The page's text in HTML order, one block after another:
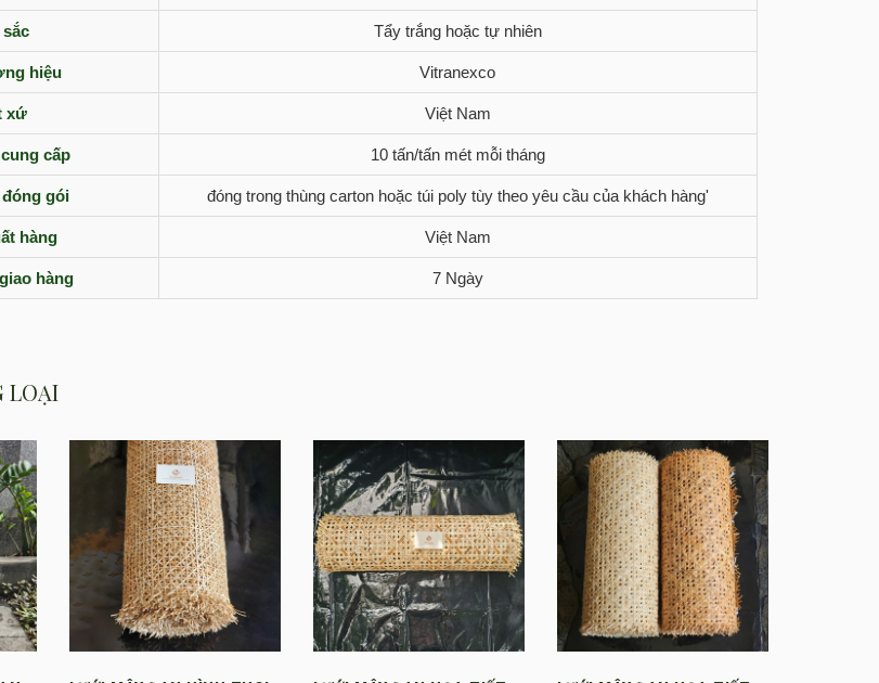
sắc Tẩy trắng hoặc tự nhiên
hiệu Vitranexco
xứ Việt Nam
cấp 10 tấn/tấn mét mỗi tháng
gói đóng trong thùng carton hoặc túi poly tùy theo yêu cầu của khách hàng'
hàng Việt Nam
hàng 7 Ngày
LOẠI